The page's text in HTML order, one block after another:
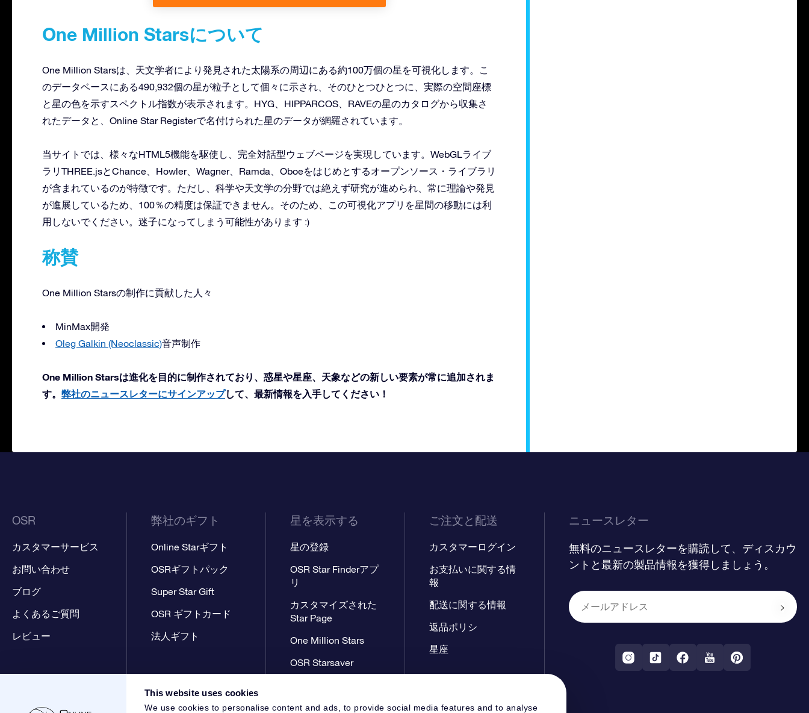
This website uses cookies
We use cookies to personalise content and ads, to provide social media features and to analyse
One Million Starsについて
One Million Starsは、天文学者により発見された太陽系の周辺にある約100万個の星を可視化します。こ
のデータベースにある490,932個の星が粒子として個々に示され、そのひとつひとつに、実際の空間座標
と星の色を示すスペクトル指数が表示されます。HYG、HIPPARCOS、RAVEの星のカタログから収集さ
れたデータと、Online Star Registerで名付けられた星のデータが網羅されています。
当サイトでは、様々なHTML5機能を駆使し、完全対話型ウェブページを実現しています。WebGLライブ
ラリTHREE.jsとChance、Howler、Wagner、Ramda、Oboeをはじめとするオープンソース・ライブラリ
が含まれているのが特徴です。ただし、科学や天文学の分野では絶えず研究が進められ、常に理論や発見
が進展しているため、100％の精度は保証できません。そのため、この可視化アプリを星間の移動には利
用しないでください。迷子になってしまう可能性があります :)
称賛
One Million Starsの制作に貢献した人々
MinMax開発
Oleg Galkin (Neoclassic)音声制作
One Million Starsは進化を目的に制作されており、惑星や星座、天象などの新しい要素が常に追加されま
す。 弊社のニュースレターにサインアップして、最新情報を入手してください！
OSR
カスタマーサービス
お問い合わせ
ブログ
よくあるご質問
レビュー
弊社のギフト
Online Starギフト
OSRギフトパック
Super Star Gift
OSR ギフトカード
法人ギフト
星を表示する
星の登録
OSR Star Finderアプ
リ
カスタマイズされた
Star Page
One Million Stars
OSR Starsaver
ご注文と配送
カスタマーログイン
お支払いに関する情
報
配送に関する情報
返品ポリシ
星座
ニュースレター
無料のニュースレターを購読して、ディスカウ
ントと最新の製品情報を獲得しましょう。